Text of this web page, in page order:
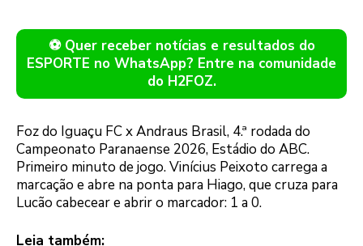
⚽ Quer receber notícias e resultados do
ESPORTE no WhatsApp? Entre na comunidade
do H2FOZ.
Foz do Iguaçu FC x Andraus Brasil, 4.ª rodada do
Campeonato Paranaense 2026, Estádio do ABC.
Primeiro minuto de jogo. Vinícius Peixoto carrega a
marcação e abre na ponta para Hiago, que cruza para
Lucão cabecear e abrir o marcador: 1 a 0.
Leia também: